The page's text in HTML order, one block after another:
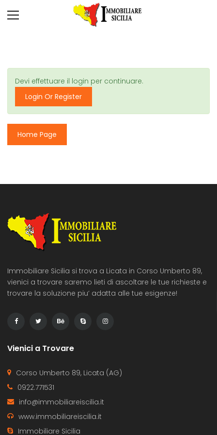
Devi effettuare il login per continuare.
Login Or Register
Home Page
Immobiliare Sicilia si trova a Licata in Corso Umberto 89,
vienici a trovare saremo lieti di ascoltare le tue richieste e
trovare la soluzione piu’ adatta alle tue esigenze!
Vienici a Trovare
Corso Umberto 89, Licata (AG)
0922.771531
info@immobiliareiscilia.it
www.immobiliareiscilia.it
Immobiliare Sicilia